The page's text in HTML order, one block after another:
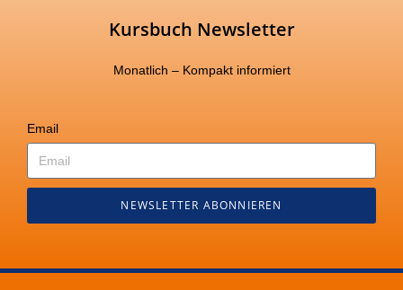
Kursbuch Newsletter
Monatlich – Kompakt informiert
Email
NEWSLETTER ABONNIEREN